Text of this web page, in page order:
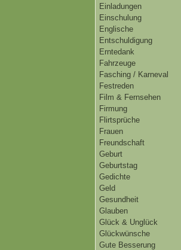
Einladungen
Einschulung
Englische
Entschuldigung
Erntedank
Fahrzeuge
Fasching / Karneval
Festreden
Film & Fernsehen
Firmung
Flirtsprüche
Frauen
Freundschaft
Geburt
Geburtstag
Gedichte
Geld
Gesundheit
Glauben
Glück & Unglück
Glückwünsche
Gute Besserung